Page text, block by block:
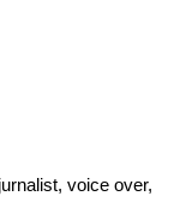
voice over,